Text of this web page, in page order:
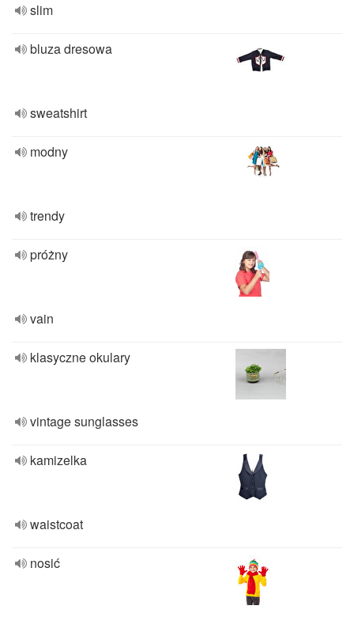
slim
bluza dresowa
sweatshirt
modny
trendy
próżny
vain
klasyczne okulary
vintage sunglasses
kamizelka
waistcoat
nosić